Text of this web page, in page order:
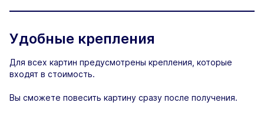
Удобные крепления
Для всех картин предусмотрены крепления, которые
входят в стоимость.
Вы сможете повесить картину сразу после получения.